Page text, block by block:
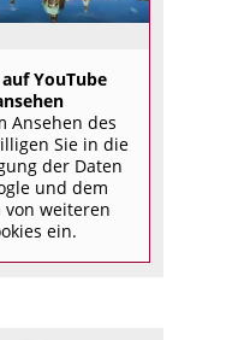
YouTube
Ansehen des
Sie in die
der Daten
und dem
von weiteren
ein.